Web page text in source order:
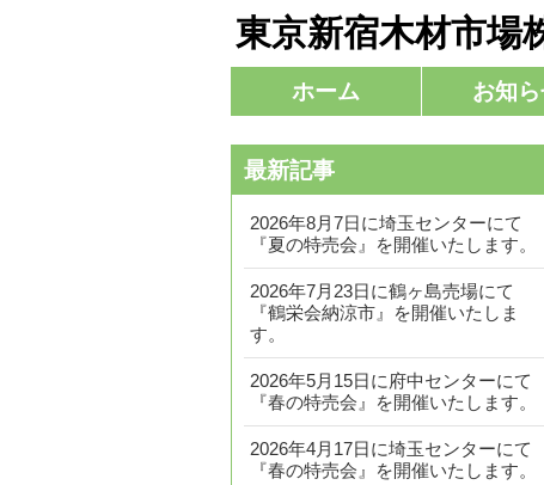
東京新宿木材市場
メインメニュー
ン
テ
ン
移
動
ホーム お知
最新記事
2026年8月7日に埼玉センターにて
『夏の特売会』を開催いたします。
2026年7月23日に鶴ヶ島売場にて
『鶴栄会納涼市』を開催いたしま
す。
2026年5月15日に府中センターにて
『春の特売会』を開催いたします。
2026年4月17日に埼玉センターにて
『春の特売会』を開催いたします。